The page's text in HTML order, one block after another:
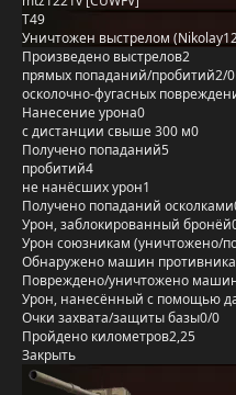
T49
Уничтожен выстрелом
Произведено выстрелов2
прямых попаданий/пробитий2/0
осколочно-фугасных
Нанесение урона0
с дистанции свыше 300 м0
Получено попаданий5
пробитий4
не нанёсших урон1
Получено попаданий осколками
Урон, заблокированный бронёй
Урон союзникам (уничтожено/
Обнаружено машин противника
Повреждено/уничтожено
Урон, нанесённый с помощью
Очки захвата/защиты базы0/0
Пройдено километров2,25
Закрыть